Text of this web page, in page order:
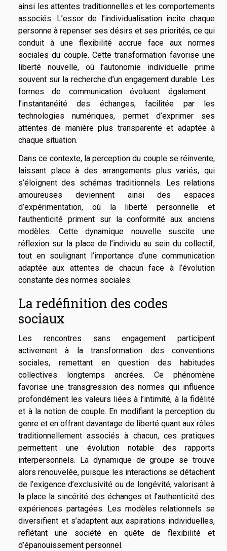
ainsi les attentes traditionnelles et les comportements
associés. L’essor de l’individualisation incite chaque
personne à repenser ses désirs et ses priorités, ce qui
conduit à une flexibilité accrue face aux normes
sociales du couple. Cette transformation favorise une
liberté nouvelle, où l’autonomie individuelle prime
souvent sur la recherche d’un engagement durable. Les
formes de communication évoluent également :
l’instantanéité des échanges, facilitée par les
technologies numériques, permet d’exprimer ses
attentes de manière plus transparente et adaptée à
chaque situation.
Dans ce contexte, la perception du couple se réinvente,
laissant place à des arrangements plus variés, qui
s’éloignent des schémas traditionnels. Les relations
amoureuses deviennent ainsi des espaces
d’expérimentation, où la liberté personnelle et
l’authenticité priment sur la conformité aux anciens
modèles. Cette dynamique nouvelle suscite une
réflexion sur la place de l’individu au sein du collectif,
tout en soulignant l’importance d’une communication
adaptée aux attentes de chacun face à l’évolution
constante des normes sociales.
La redéfinition des codes
sociaux
Les rencontres sans engagement participent
activement à la transformation des conventions
sociales, remettant en question des habitudes
collectives longtemps ancrées. Ce phénomène
favorise une transgression des normes qui influence
profondément les valeurs liées à l’intimité, à la fidélité
et à la notion de couple. En modifiant la perception du
genre et en offrant davantage de liberté quant aux rôles
traditionnellement associés à chacun, ces pratiques
permettent une évolution notable des rapports
interpersonnels. La dynamique de groupe se trouve
alors renouvelée, puisque les interactions se détachent
de l’exigence d’exclusivité ou de longévité, valorisant à
la place la sincérité des échanges et l’authenticité des
expériences partagées. Les modèles relationnels se
diversifient et s’adaptent aux aspirations individuelles,
reflétant une société en quête de flexibilité et
d’épanouissement personnel.